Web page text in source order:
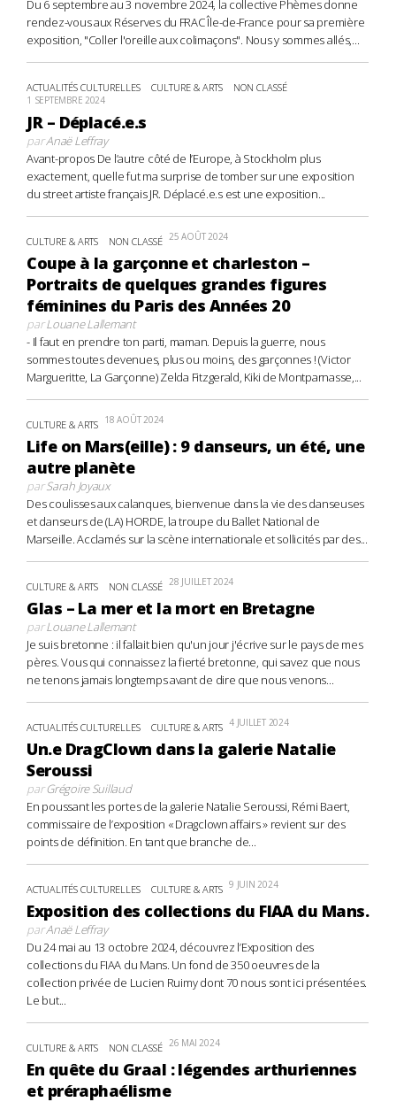
Du 6 septembre au 3 novembre 2024, la collective Phèmes donne
rendez-vous aux Réserves du FRAC Île-de-France pour sa première
exposition, "Coller l'oreille aux colimaçons". Nous y sommes allés,...
ACTUALITÉS CULTURELLES CULTURE & ARTS NON CLASSÉ
1 SEPTEMBRE 2024
JR – Déplacé.e.s
parAnaë Leffray
Avant-propos De l’autre côté de l’Europe, à Stockholm plus
exactement, quelle fut ma surprise de tomber sur une exposition
du street artiste français JR. Déplacé.e.s est une exposition...
CULTURE & ARTS NON CLASSÉ 25 AOÛT 2024
Coupe à la garçonne et charleston –
Portraits de quelques grandes figures
féminines du Paris des Années 20
parLouane Lallemant
- Il faut en prendre ton parti, maman. Depuis la guerre, nous
sommes toutes devenues, plus ou moins, des garçonnes ! (Victor
Margueritte, La Garçonne) Zelda Fitzgerald, Kiki de Montparnasse,...
CULTURE & ARTS 18 AOÛT 2024
Life on Mars(eille) : 9 danseurs, un été, une
autre planète
parSarah Joyaux
Des coulisses aux calanques, bienvenue dans la vie des danseuses
et danseurs de (LA) HORDE, la troupe du Ballet National de
Marseille. Acclamés sur la scène internationale et sollicités par des...
CULTURE & ARTS NON CLASSÉ 28 JUILLET 2024
Glas – La mer et la mort en Bretagne
parLouane Lallemant
Je suis bretonne : il fallait bien qu'un jour j'écrive sur le pays de mes
pères. Vous qui connaissez la fierté bretonne, qui savez que nous
ne tenons jamais longtemps avant de dire que nous venons...
ACTUALITÉS CULTURELLES CULTURE & ARTS 4 JUILLET 2024
Un.e DragClown dans la galerie Natalie
Seroussi
parGrégoire Suillaud
En poussant les portes de la galerie Natalie Seroussi, Rémi Baert,
commissaire de l’exposition « Dragclown affairs » revient sur des
points de définition. En tant que branche de...
ACTUALITÉS CULTURELLES CULTURE & ARTS 9 JUIN 2024
Exposition des collections du FIAA du Mans.
parAnaë Leffray
Du 24 mai au 13 octobre 2024, découvrez l’Exposition des
collections du FIAA du Mans. Un fond de 350 oeuvres de la
collection privée de Lucien Ruimy dont 70 nous sont ici présentées.
Le but...
CULTURE & ARTS NON CLASSÉ 26 MAI 2024
En quête du Graal : légendes arthuriennes
et préraphaélisme